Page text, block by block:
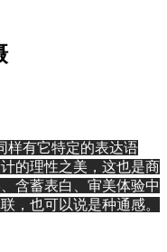
样有它特定的表达语
的理性之美，这也是商
含蓄表白、审美体验中
，也可以说是种通感。